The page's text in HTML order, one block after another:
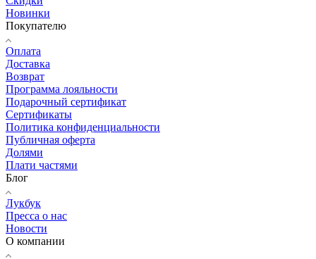
Новинки
Покупателю
Оплата
Доставка
Возврат
Программа лояльности
Подарочный сертификат
Сертификаты
Политика конфиденциальности
Публичная оферта
Долями
Плати частями
Блог
Лукбук
Пресса о нас
Новости
О компании